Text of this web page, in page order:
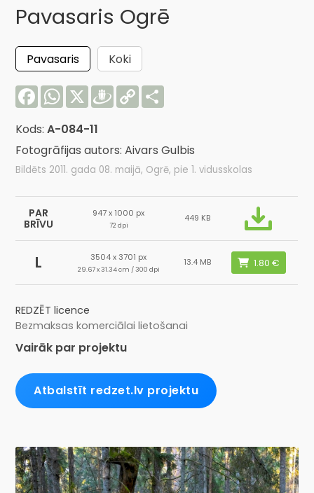
Pavasaris Ogrē
Pavasaris
Koki
FacebookWhatsApp
X Draugiem
Copy
Link
Kods:A-084-11
Fotogrāfijas autors: Aivars Gulbis
Bildēts 2011. gada 08. maijā, Ogrē, pie 1. vidusskolas
PAR
BRĪVU
947 x 1000 px
72 dpi
449 KB
L 3504 x 3701 px
29.67 x 31.34 cm / 300 dpi
13.4 MB
REDZĒT licence
Bezmaksas komerciālai lietošanai
Vairāk par projektu
Atbalstīt redzet.lv projektu